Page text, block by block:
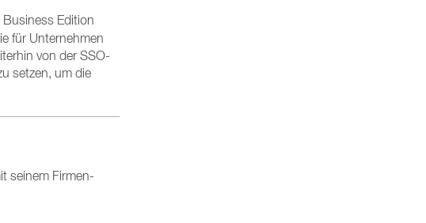
Edition
für Unternehmen
von der SSO-
setzen, um die
seinem Firmen-